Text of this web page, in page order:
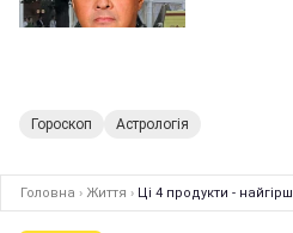
Гороскоп Астрологія
Головна › Життя › Ці 4 продукти -